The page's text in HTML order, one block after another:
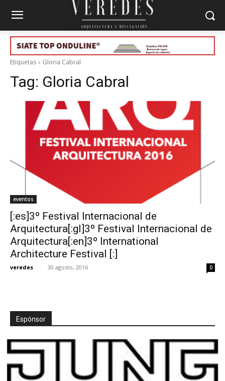
Etiquetas Gloria Cabral
Tag: Gloria Cabral
eventos
[:es]3º Festival Internacional de
Arquitectura[:gl]3º Festival Internacional de
Arquitectura[:en]3º International
Architecture Festival [:]
veredes - 30 agosto, 2016 0
Espónsor